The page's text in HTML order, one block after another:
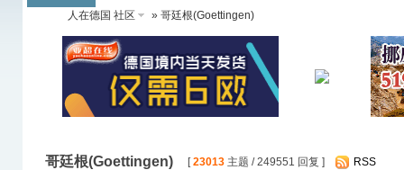
人在德国 社区
» 哥廷根(Goettingen)
哥廷根(Goettingen) [23013 主题 / 249551 回复 ] RSS